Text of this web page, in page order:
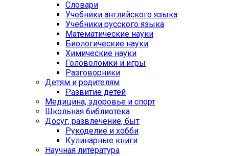
Словари
Учебники английского языка
Учебники русского языка
Математические науки
Биологические науки
Химические науки
Головоломки и игры
Разговорники
Детям и родителям
Развитие детей
Медицина, здоровье и спорт
Школьная библиотека
Досуг, развлечение, быт
Рукоделие и хобби
Кулинарные книги
Научная литература